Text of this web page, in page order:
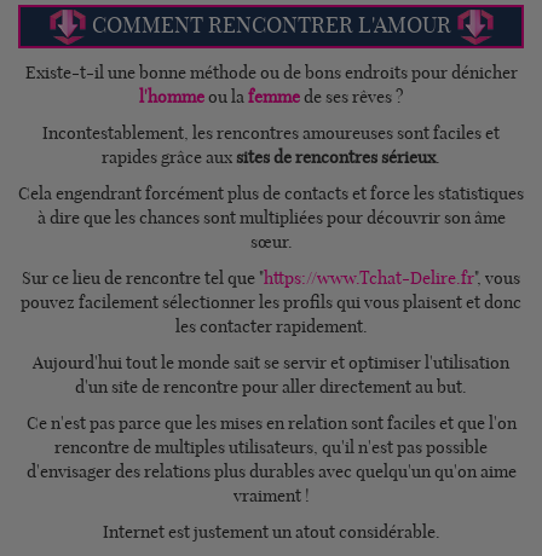
COMMENT RENCONTRER L'AMOUR
Existe-t-il une bonne méthode ou de bons endroits pour dénicher
l'hommeou lafemmede ses rêves ?
Incontestablement, les rencontres amoureuses sont faciles et
rapides grâce aux sites de rencontres sérieux.
Cela engendrant forcément plus de contacts et force les statistiques
à dire que les chances sont multipliées pour découvrir son âme
sœur.
Sur ce lieu de rencontre tel que "https://www.Tchat-Delire.fr", vous
pouvez facilement sélectionner les profils qui vous plaisent et donc
les contacter rapidement.
Aujourd'hui tout le monde sait se servir et optimiser l'utilisation
d'un site de rencontre pour aller directement au but.
Ce n'est pas parce que les mises en relation sont faciles et que l'on
rencontre de multiples utilisateurs, qu'il n'est pas possible
d'envisager des relations plus durables avec quelqu'un qu'on aime
vraiment !
Internet est justement un atout considérable.